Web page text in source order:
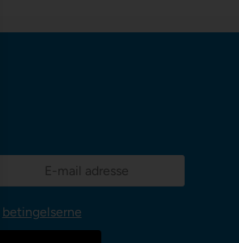
betingelserne